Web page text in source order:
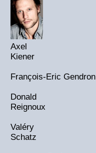
Axel
Kiener
François-Eric Gendron
Donald
Reignoux
Valéry
Schatz